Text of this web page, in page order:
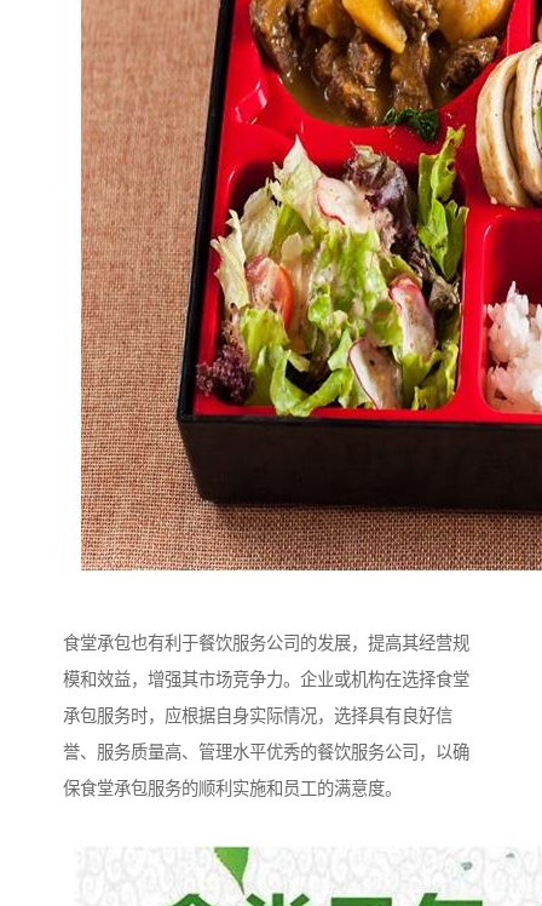
食堂承包也有利于餐饮服务公司的发展，提高其经营规
模和效益，增强其市场竞争力。企业或机构在选择食堂
承包服务时，应根据自身实际情况，选择具有良好信
誉、服务质量高、管理水平优秀的餐饮服务公司，以确
保食堂承包服务的顺利实施和员工的满意度。